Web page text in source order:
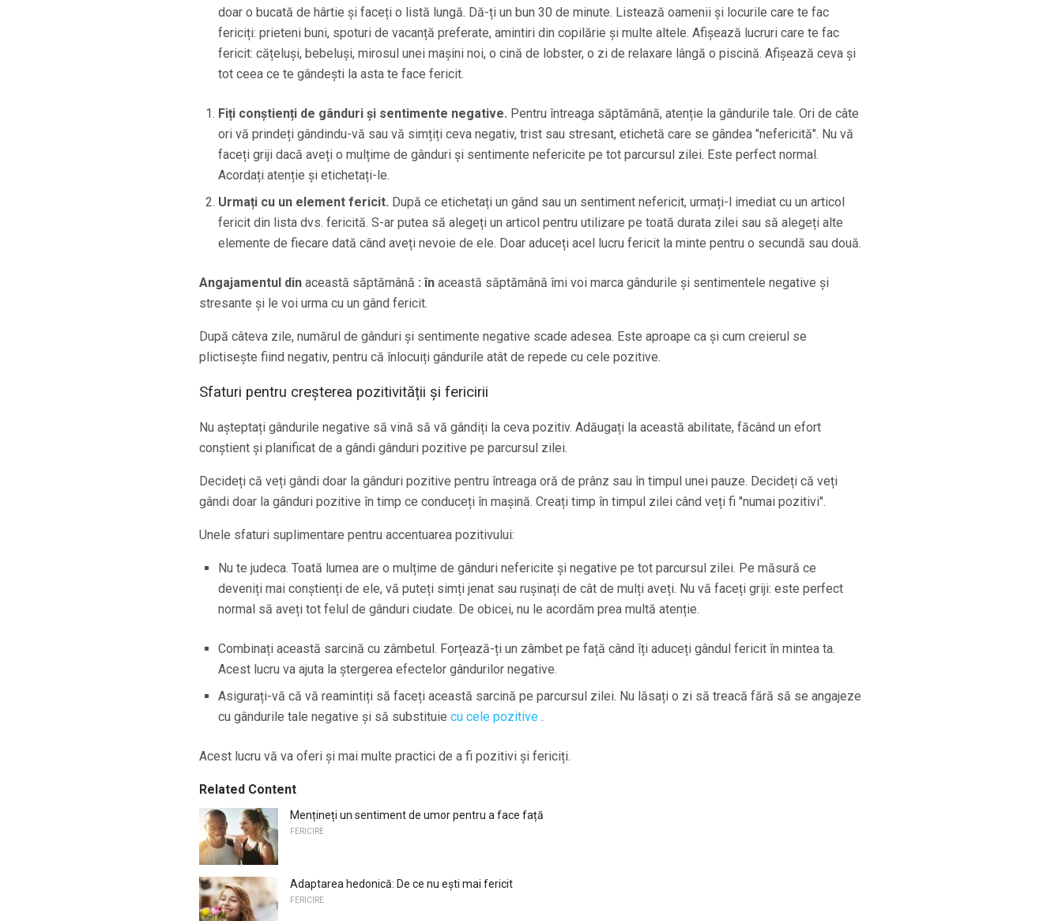
doar o bucată de hârtie și faceți o listă lungă. Dă-ți un bun 30 de minute. Listează oamenii și locurile care te fac
fericiți: prieteni buni, spoturi de vacanță preferate, amintiri din copilărie și multe altele. Afișează lucruri care te fac
fericit: cățeluși, bebeluși, mirosul unei mașini noi, o cină de lobster, o zi de relaxare lângă o piscină. Afișează ceva și
tot ceea ce te gândești la asta te face fericit.
Fiți conștienți de gânduri și sentimente negative. Pentru întreaga săptămână, atenție la gândurile tale. Ori de câte
ori vă prindeți gândindu-vă sau vă simțiți ceva negativ, trist sau stresant, etichetă care se gândea "nefericită". Nu vă
faceți griji dacă aveți o mulțime de gânduri și sentimente nefericite pe tot parcursul zilei. Este perfect normal.
Acordați atenție și etichetați-le.
Urmați cu un element fericit. După ce etichetați un gând sau un sentiment nefericit, urmați-l imediat cu un articol
fericit din lista dvs. fericită. S-ar putea să alegeți un articol pentru utilizare pe toată durata zilei sau să alegeți alte
elemente de fiecare dată când aveți nevoie de ele. Doar aduceți acel lucru fericit la minte pentru o secundă sau două.
Angajamentul din această săptămână : în această săptămână îmi voi marca gândurile și sentimentele negative și
stresante și le voi urma cu un gând fericit.
După câteva zile, numărul de gânduri și sentimente negative scade adesea. Este aproape ca și cum creierul se
plictisește fiind negativ, pentru că înlocuiți gândurile atât de repede cu cele pozitive.
Sfaturi pentru creșterea pozitivității și fericirii
Nu așteptați gândurile negative să vină să vă gândiți la ceva pozitiv. Adăugați la această abilitate, făcând un efort
conștient și planificat de a gândi gânduri pozitive pe parcursul zilei.
Decideți că veți gândi doar la gânduri pozitive pentru întreaga oră de prânz sau în timpul unei pauze. Decideți că veți
gândi doar la gânduri pozitive în timp ce conduceți în mașină. Creați timp în timpul zilei când veți fi "numai pozitivi".
Unele sfaturi suplimentare pentru accentuarea pozitivului:
Nu te judeca. Toată lumea are o mulțime de gânduri nefericite și negative pe tot parcursul zilei. Pe măsură ce
deveniți mai conștienți de ele, vă puteți simți jenat sau rușinați de cât de mulți aveți. Nu vă faceți griji: este perfect
normal să aveți tot felul de gânduri ciudate. De obicei, nu le acordăm prea multă atenție.
Combinați această sarcină cu zâmbetul. Forțează-ți un zâmbet pe față când îți aduceți gândul fericit în mintea ta.
Acest lucru va ajuta la ștergerea efectelor gândurilor negative.
Asigurați-vă că vă reamintiți să faceți această sarcină pe parcursul zilei. Nu lăsați o zi să treacă fără să se angajeze
cu gândurile tale negative și să substituie cu cele pozitive .
Acest lucru vă va oferi și mai multe practici de a fi pozitivi și fericiți.
Related Content
Mențineți un sentiment de umor pentru a face față
FERICIRE
Adaptarea hedonică: De ce nu ești mai fericit
FERICIRE